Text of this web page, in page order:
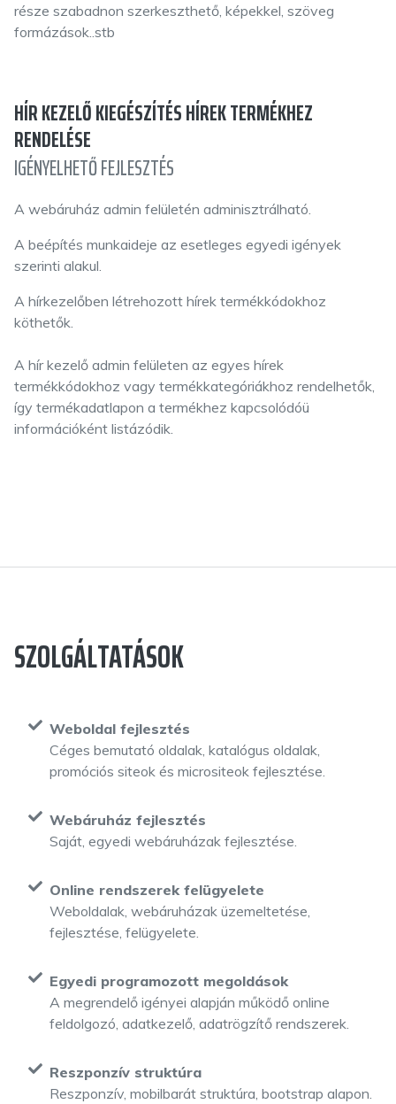
része szabadnon szerkeszthető, képekkel, szöveg
formázások..stb
HÍR KEZELŐ KIEGÉSZÍTÉS HÍREK TERMÉKHEZ
RENDELÉSE
IGÉNYELHETŐ FEJLESZTÉS
A webáruház admin felületén adminisztrálható.
A beépítés munkaideje az esetleges egyedi igények
szerinti alakul.
A hírkezelőben létrehozott hírek termékkódokhoz
köthetők.
A hír kezelő admin felületen az egyes hírek
termékkódokhoz vagy termékkategóriákhoz rendelhetők,
így termékadatlapon a termékhez kapcsolódóü
információként listázódik.
SZOLGÁLTATÁSOK
Weboldal fejlesztés
Céges bemutató oldalak, katalógus oldalak,
promóciós siteok és micrositeok fejlesztése.
Webáruház fejlesztés
Saját, egyedi webáruházak fejlesztése.
Online rendszerek felügyelete
Weboldalak, webáruházak üzemeltetése,
fejlesztése, felügyelete.
Egyedi programozott megoldások
A megrendelő igényei alapján működő online
feldolgozó, adatkezelő, adatrögzítő rendszerek.
Reszponzív struktúra
Reszponzív, mobilbarát struktúra, bootstrap alapon.